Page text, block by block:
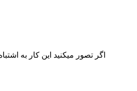
اگر تصور میکنید این کار به اشتباه